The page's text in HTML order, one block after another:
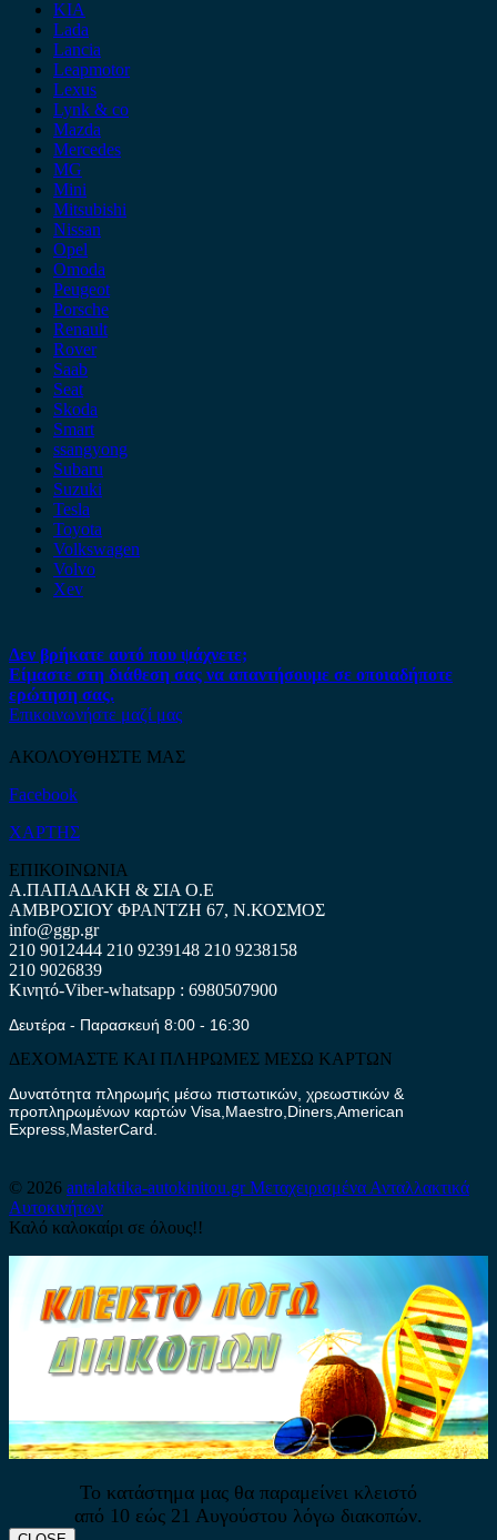
KIA
Lada
Lancia
Leapmotor
Lexus
Lynk & co
Mazda
Mercedes
MG
Mini
Mitsubishi
Nissan
Opel
Omoda
Peugeot
Porsche
Renault
Rover
Saab
Seat
Skoda
Smart
ssangyong
Subaru
Suzuki
Tesla
Toyota
Volkswagen
Volvo
Xev
Δεν βρήκατε αυτό που ψάχνετε;
Είμαστε στη διάθεση σας να απαντήσουμε σε οποιαδήποτε
ερώτηση σας.
Επικοινωνήστε μαζί μας
ΑΚΟΛΟΥΘΗΣΤΕ ΜΑΣ
Facebook
ΧΑΡΤΗΣ
ΕΠΙΚΟΙΝΩΝΙΑ
Α.ΠΑΠΑΔΑΚΗ & ΣΙΑ Ο.Ε
ΑΜΒΡΟΣΙΟΥ ΦΡΑΝΤΖΗ 67, Ν.ΚΟΣΜΟΣ
info@ggp.gr
210 9012444 210 9239148 210 9238158
210 9026839
Κινητό-Viber-whatsapp : 6980507900
Δευτέρα - Παρασκευή 8:00 - 16:30
ΔΕΧΟΜΑΣΤΕ ΚΑΙ ΠΛΗΡΩΜΕΣ ΜΕΣΩ ΚΑΡΤΩΝ
Δυνατότητα πληρωμής μέσω πιστωτικών, χρεωστικών &
προπληρωμένων καρτών Visa,Maestro,Diners,American
Express,MasterCard.
© 2026 antalaktika-autokinitou.grΜεταχειρισμένα Ανταλλακτικά
Αυτοκινήτων
Καλό καλοκαίρι σε όλους!!
Το κατάστημα μας θα παραμείνει κλειστό
από 10 εώς 21 Αυγούστου λόγω διακοπών.